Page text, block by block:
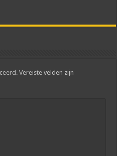
Vereiste velden zijn